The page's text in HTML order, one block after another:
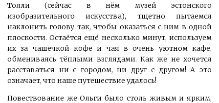
Толли (сейчас в нём музей эстонского
изобразительного искусства), тщетно пытаемся
наклонить голову так, чтобы оказаться с ним в одной
плоскости. Остаётся ещё несколько минут, используем
их за чашечкой кофе и чая в очень уютном кафе,
обмениваясь тёплыми взглядами. Как же не хочется
расставаться ни с городом, ни друг с другом! А это
означает, что наше путешествие удалось!
Повествование же Ольги было столь живым и ярким,